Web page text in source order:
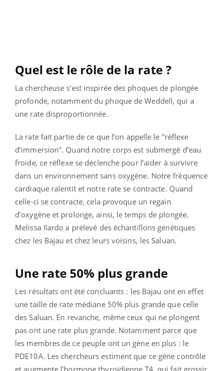
Quel est le rôle de la rate ?
La chercheuse s’est inspirée des phoques de plongée
profonde, notamment du phoque de Weddell, qui a
une rate disproportionnée.
La rate fait partie de ce que l’on appelle le "réflexe
d’immersion". Quand notre corps est submergé d’eau
froide, ce réflexe se déclenche pour l’aider à survivre
dans un environnement sans oxygène. Notre fréquence
cardiaque ralentit et notre rate se contracte. Quand
celle-ci se contracte, cela provoque un regain
d’oxygène et prolonge, ainsi, le temps de plongée.
Melissa Ilardo a prélevé des échantillons génétiques
chez les Bajau et chez leurs voisins, les Saluan.
Une rate 50% plus grande
Les résultats ont été concluants : les Bajau ont en effet
une taille de rate médiane 50% plus grande que celle
des Saluan. En revanche, même ceux qui ne plongent
pas ont une rate plus grande. Notamment parce que
les membres de ce peuple ont un gène en plus : le
PDE10A. Les chercheurs estiment que ce gène contrôle
et augmente l’hormone thyroïdienne T4, qui fait grossir